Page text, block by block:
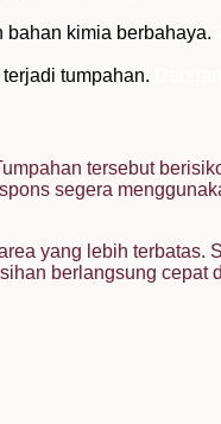
bahan kimia berbahaya.
tumpahan.
tersebut
segera
yang lebih terbatas.
berlangsung cepat